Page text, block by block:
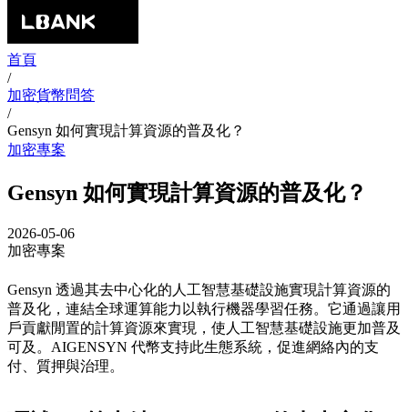
首頁
/
加密貨幣問答
/
Gensyn 如何實現計算資源的普及化？
加密專案
Gensyn 如何實現計算資源的普及化？
2026-05-06
加密專案
Gensyn 透過其去中心化的人工智慧基礎設施實現計算資源的
普及化，連結全球運算能力以執行機器學習任務。它通過讓用
戶貢獻閒置的計算資源來實現，使人工智慧基礎設施更加普及
可及。AIGENSYN 代幣支持此生態系統，促進網絡內的支
付、質押與治理。